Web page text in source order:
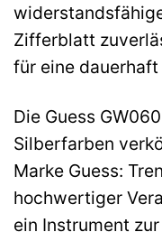
Zifferblatt
für eine
Die Guess
Silberfarben
Marke Guess:
hochwertiger
ein Instrument